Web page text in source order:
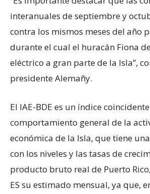
interanuales de septiembre y
contra los mismos meses del año
durante el cual el huracán Fiona
eléctrico a gran parte de la Isla”,
presidente Alemañy.
El IAE-BDE es un índice
comportamiento general de la
económica de la Isla, que tiene
con los niveles y las tasas de
producto bruto real de Puerto
ES su estimado mensual, ya que,